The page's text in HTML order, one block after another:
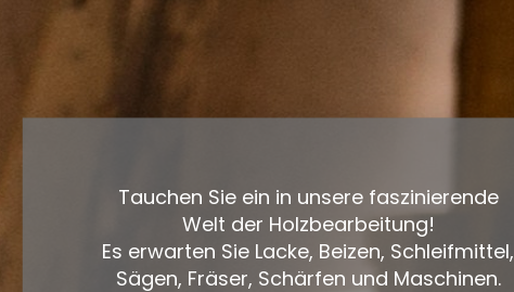
Tauchen Sie ein in unsere faszinierende
Welt der Holzbearbeitung!
Es erwarten Sie Lacke, Beizen, Schleifmittel,
Sägen, Fräser, Schärfen und Maschinen.